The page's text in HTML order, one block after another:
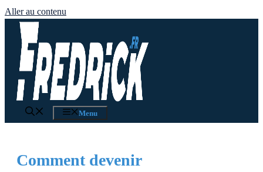
Aller au contenu
Menu
Comment devenir